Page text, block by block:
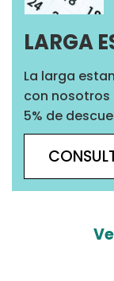
LARGA
La larga
con nosotros
5% de